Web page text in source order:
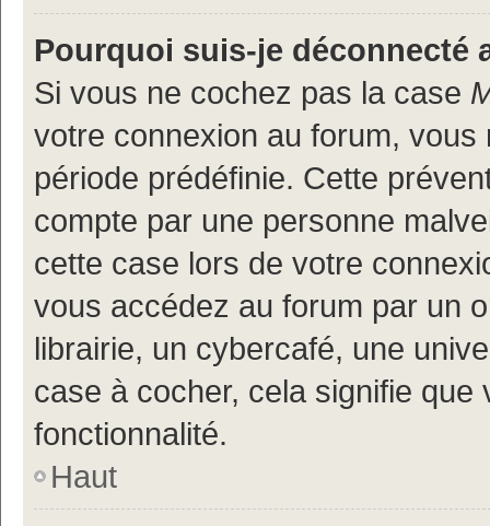
Pourquoi suis-je déconnecté
Si vous ne cochez pas la case
votre connexion au forum,
période prédéfinie. Cette
compte par une personne
cette case lors de votre
vous accédez au forum par un
librairie, un cybercafé, une
case à cocher, cela signifie
fonctionnalité.
Haut